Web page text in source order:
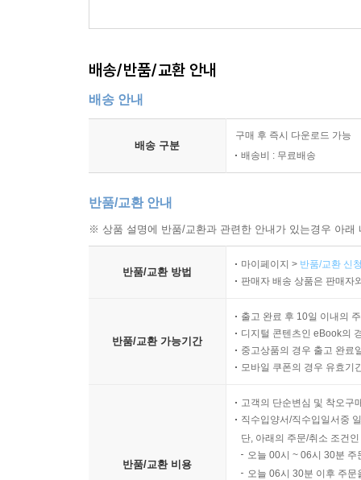
배송/반품/교환 안내
배송 안내
배송 구분
구매 후 즉시 다운로드 가능
배송비 : 무료배송
반품/교환 안내
※ 상품 설명에 반품/교환과 관련한 안내가 있는경우 아
반품/교환 방법
마이페이지 > 반품/교환 신
판매자 배송 상품은 판매자
반품/교환 가능기간
출고 완료 후 10일 이내의
디지털 콘텐츠인 eBook의
중고상품의 경우 출고 완료
모바일 쿠폰의 경우 유효기
반품/교환 비용
고객의 단순변심 및 착오구
직수입양서/직수입일서중
단, 아래의 주문/취소 조건
오늘 00시 ~ 06시 30분
오늘 06시 30분 이후 주